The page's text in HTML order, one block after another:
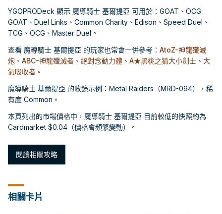
YGOPRODeck 顯示 魔導騎士 基爾提亞 可用於：GOAT、OCG
GOAT、Duel Links、Common Charity、Edison、Speed Duel、
TCG、OCG、Master Duel。
查看 魔導騎士 基爾提亞 的玩家也常會一併參考： AtoZ-神龍殲滅
炮 、 ABC-神龍殲滅者 、 絕對念動力體 、 A★黑桃之猜大小劍士 、 大
氣吸收者 。
魔導騎士 基爾提亞 的收錄示例：Metal Raiders（MRD-094），稀
有度 Common。
本頁列出的市場價格中，魔導騎士 基爾提亞 目前較低的快照約為
Cardmarket $0.04（價格會頻繁變動）。
閱讀相關攻略
相關卡片